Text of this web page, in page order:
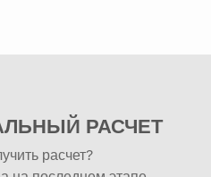
РАСЧЕТ
расчет?